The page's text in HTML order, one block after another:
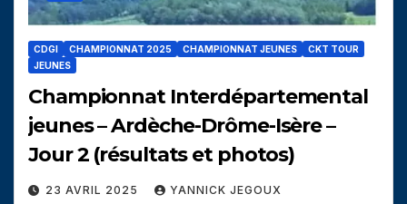
CDGI CHAMPIONNAT 2025 CHAMPIONNAT JEUNES
CKT TOUR
JEUNES
Championnat Interdépartemental
jeunes – Ardèche-Drôme-Isère –
Jour 2 (résultats et photos)
23 AVRIL 2025 YANNICK JEGOUX